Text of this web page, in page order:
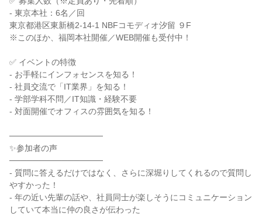
- 東京本社：6名／回
東京都港区東新橋2-14-1 NBFコモディオ汐留 ９F
※このほか、福岡本社開催／WEB開催も受付中！
✅ イベントの特徴
- お手軽にインフォセンスを知る！
- 社員交流で「IT業界」を知る！
- 学部学科不問／IT知識・経験不要
- 対面開催でオフィスの雰囲気を知る！
────────────────
✨参加者の声
────────────────
- 質問に答えるだけではなく、さらに深堀りしてくれるので質問し
やすかった！
‐ 年の近い先輩の話や、社員同士が楽しそうにコミュニケーション
していて本当に仲の良さが伝わった